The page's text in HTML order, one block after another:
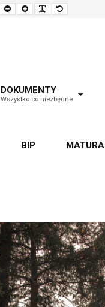
Set
smaller
Set
larger
Make
font
Set
default
DOKUMENTY
Wszystko co niezbędne
BIP MATURA